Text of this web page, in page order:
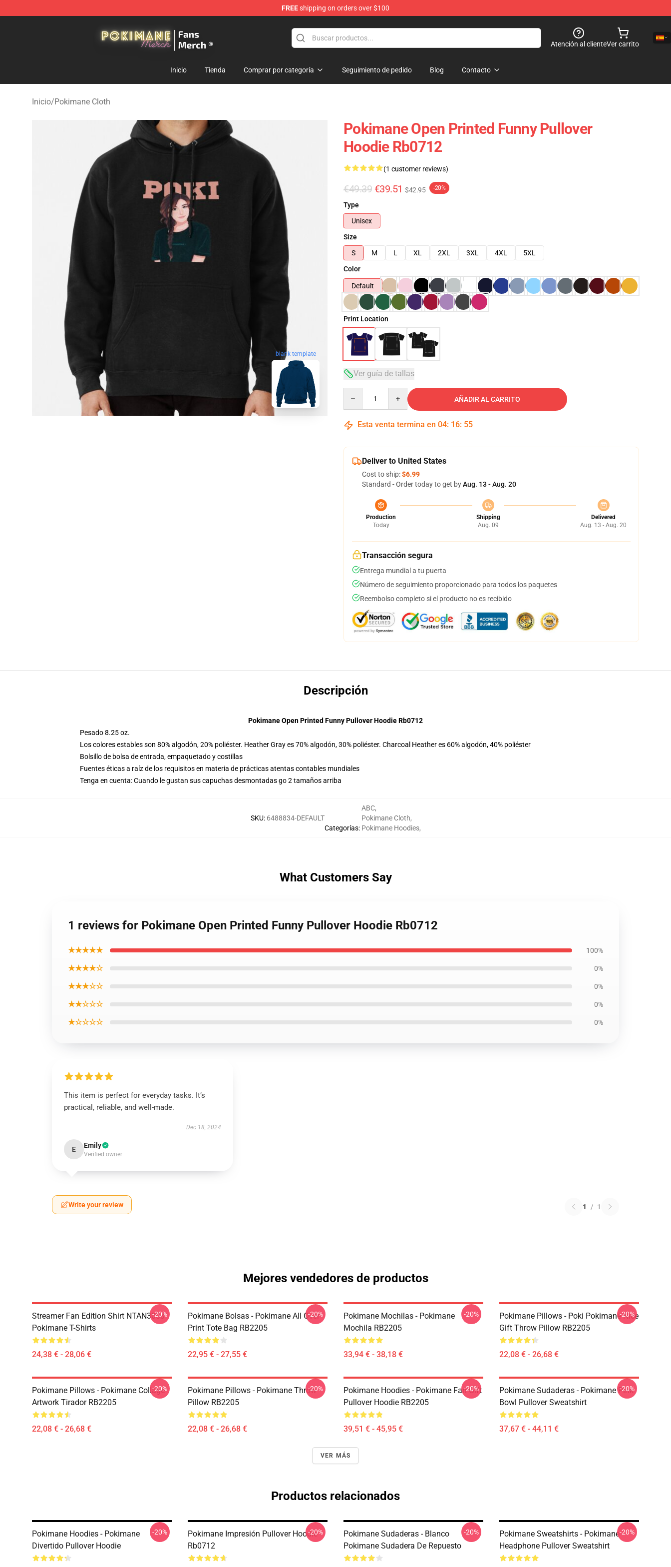
FREEshipping on orders over $100
Atención al clienteVer carrito
Inicio Tienda Comprar por categoría Seguimiento de pedido Blog Contacto
Inicio/Pokimane Cloth
blank template
Pokimane Open Printed Funny Pullover
Hoodie Rb0712
(1 customer reviews)
€49.39 €39.51 $42.95 -20%
Type
Unisex
Size
S
M L XL 2XL 3XL 4XL
5XL
Color
Default
Print Location
Ver guía de tallas
AÑADIR AL CARRITO
Esta venta termina en 04: 16: 54
Deliver to United States
Cost to ship:$6.99
Standard - Order today to get byAug. 13 - Aug. 20
Production
Today
Shipping
Aug. 09
Delivered
Aug. 13 - Aug. 20
Transacción segura
Entrega mundial a tu puerta
Número de seguimiento proporcionado para todos los paquetes
Reembolso completo si el producto no es recibido
Descripción
Pokimane Open Printed Funny Pullover Hoodie Rb0712
Pesado 8.25 oz.
Los colores estables son 80% algodón, 20% poliéster. Heather Gray es 70% algodón, 30% poliéster. Charcoal Heather es 60% algodón, 40% poliéster
Bolsillo de bolsa de entrada, empaquetado y costillas
Fuentes éticas a raíz de los requisitos en materia de prácticas atentas contables mundiales
Tenga en cuenta: Cuando le gustan sus capuchas desmontadas go 2 tamaños arriba
SKU: 6488834-DEFAULT
Categorías:
ABC,
Pokimane Cloth,
Pokimane Hoodies,
What Customers Say
1 reviews for Pokimane Open Printed Funny Pullover Hoodie Rb0712
★★★★★ 100%
★★★★☆ 0%
★★★☆☆ 0%
★★☆☆☆ 0%
★☆☆☆☆ 0%
This item is perfect for everyday tasks. It’s
practical, reliable, and well-made.
Dec 18, 2024
E Emily
Verified owner
Write your review 1 / 1
Mejores vendedores de productos
Streamer Fan Edition Shirt NTAN3003
Pokimane T-Shirts
24,38 € - 28,06 €
-20%
Pokimane Bolsas - Pokimane All Over
Print Tote Bag RB2205
22,95 € - 27,55 €
-20%
Pokimane Mochilas - Pokimane
Mochila RB2205
33,94 € - 38,18 €
-20%
Pokimane Pillows - Poki Pokimane Nice
Gift Throw Pillow RB2205
22,08 € - 26,68 €
-20%
Pokimane Pillows - Pokimane Collage
Artwork Tirador RB2205
22,08 € - 26,68 €
-20%
Pokimane Pillows - Pokimane Throw
Pillow RB2205
22,08 € - 26,68 €
-20%
Pokimane Hoodies - Pokimane Fan Gift
Pullover Hoodie RB2205
39,51 € - 45,95 €
-20%
Pokimane Sudaderas - Pokimane Pink
Bowl Pullover Sweatshirt
37,67 € - 44,11 €
-20%
VER MÁS
Productos relacionados
Pokimane Hoodies - Pokimane
Divertido Pullover Hoodie
-20%
Pokimane Impresión Pullover Hoodie
Rb0712
-20%
Pokimane Sudaderas - Blanco
Pokimane Sudadera De Repuesto
-20%
Pokimane Sweatshirts - Pokimane
Headphone Pullover Sweatshirt
-20%